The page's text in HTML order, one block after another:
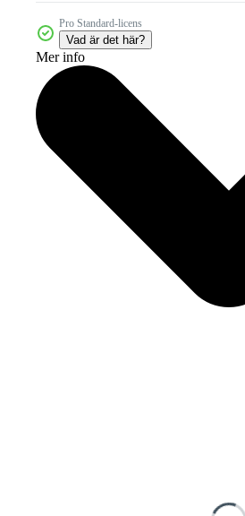
Pro Standard-licens
Vad är det här?
Mer info